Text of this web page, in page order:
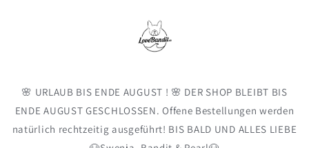
🌸 URLAUB BIS ENDE AUGUST ! 🌸 DER SHOP BLEIBT BIS
ENDE AUGUST GESCHLOSSEN. Offene Bestellungen werden
natürlich rechtzeitig ausgeführt! BIS BALD UND ALLES LIEBE